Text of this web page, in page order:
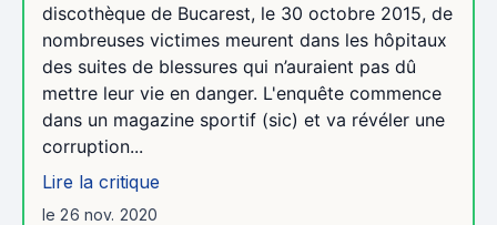
discothèque de Bucarest, le 30 octobre 2015, de
nombreuses victimes meurent dans les hôpitaux
des suites de blessures qui n’auraient pas dû
mettre leur vie en danger. L'enquête commence
dans un magazine sportif (sic) et va révéler une
corruption...
Lire la critique
le 26 nov. 2020